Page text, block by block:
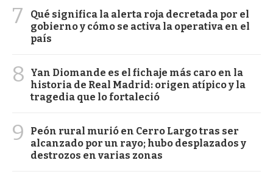
7
Qué significa la alerta roja decretada por el
gobierno y cómo se activa la operativa en el
país
8
Yan Diomande es el fichaje más caro en la
historia de Real Madrid: origen atípico y la
tragedia que lo fortaleció
9
Peón rural murió en Cerro Largo tras ser
alcanzado por un rayo; hubo desplazados y
destrozos en varias zonas